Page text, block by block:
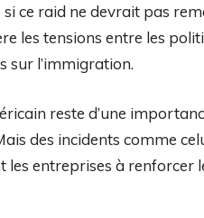
ce raid ne devrait pas
les tensions entre les
sur l’immigration.
reste d’une
des incidents comme
les entreprises à